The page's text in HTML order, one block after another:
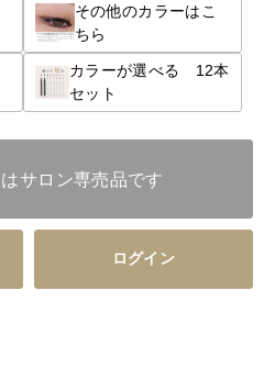
その他のカラーはこ
ちら
カラーが選べる 12本
セット
サロン専売品です
ログイン